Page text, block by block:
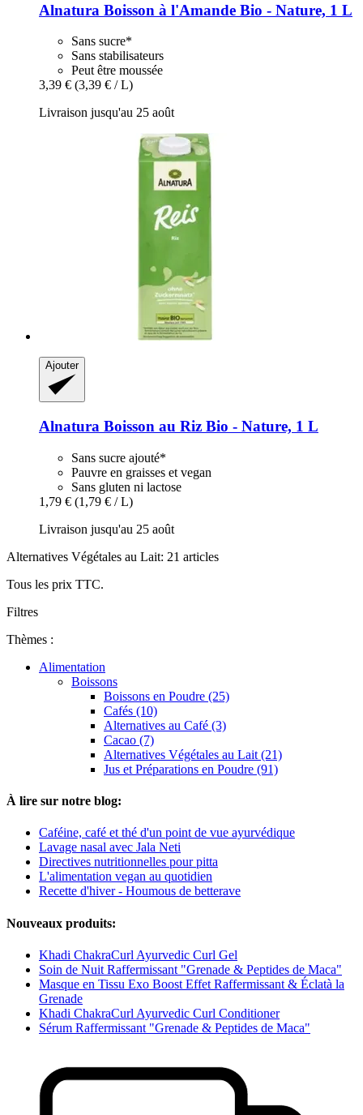
Alnatura Boisson à l'Amande Bio -​ Nature, 1 L
Sans sucre*
Sans stabilisateurs
Peut être moussée
3,39 € (3,39 € / L)
Livraison jusqu'au 25 août
Ajouter
Alnatura Boisson au Riz Bio -​ Nature, 1 L
Sans sucre ajouté*
Pauvre en graisses et vegan
Sans gluten ni lactose
1,79 € (1,79 € / L)
Livraison jusqu'au 25 août
Alternatives Végétales au Lait: 21 articles
Tous les prix TTC.
Filtres
Thèmes :
Alimentation
Boissons
Boissons en Poudre (25)
Cafés (10)
Alternatives au Café (3)
Cacao (7)
Alternatives Végétales au Lait (21)
Jus et Préparations en Poudre (91)
À lire sur notre blog:
Caféine, café et thé d'un point de vue ayurvédique
Lavage nasal avec Jala Neti
Directives nutritionnelles pour pitta
L'alimentation vegan au quotidien
Recette d'hiver - Houmous de betterave
Nouveaux produits:
Khadi ChakraCurl Ayurvedic Curl Gel
Soin de Nuit Raffermissant "Grenade & Peptides de Maca"
Masque en Tissu Exo Boost Effet Raffermissant & Éclatà la
Grenade
Khadi ChakraCurl Ayurvedic Curl Conditioner
Sérum Raffermissant "Grenade & Peptides de Maca"